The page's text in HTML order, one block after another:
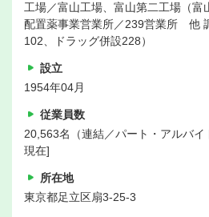
工場／富山工場、富山第二工場（富
配置薬事業営業所／239営業所 他
102、ドラッグ併設228）
設立
1954年04月
従業員数
20,563名（連結／パート・アルバ
現在]
所在地
東京都足立区扇3-25-3